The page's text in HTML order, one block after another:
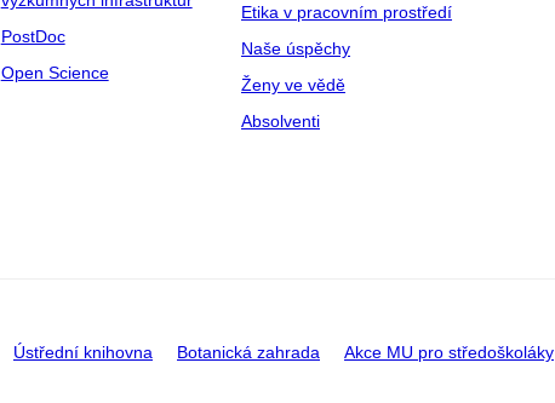
PostDoc
Open Science
Etika v pracovním prostředí
Naše úspěchy
Ženy ve vědě
Absolventi
Ústřední knihovna Botanická zahrada Akce MU pro středoškoláky